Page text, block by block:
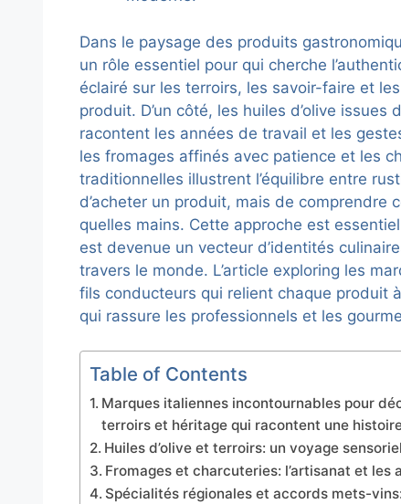
Dans le paysage des produits
un rôle essentiel pour qui cherche
éclairé sur les terroirs, les savoir-faire et
produit. D’un côté, les huiles d’olive
racontent les années de travail et les
les fromages affinés avec patience et les
traditionnelles illustrent l’équilibre entre
d’acheter un produit, mais de
quelles mains. Cette approche est
est devenue un vecteur d’identités
travers le monde. L’article exploring les
fils conducteurs qui relient chaque produit
qui rassure les professionnels et les
Table of Contents
Marques italiennes incontournables pour
terroirs et héritage qui racontent une
Huiles d’olive et terroirs: un voyage
Fromages et charcuteries: l’artisanat et les
Spécialités régionales et accords mets-